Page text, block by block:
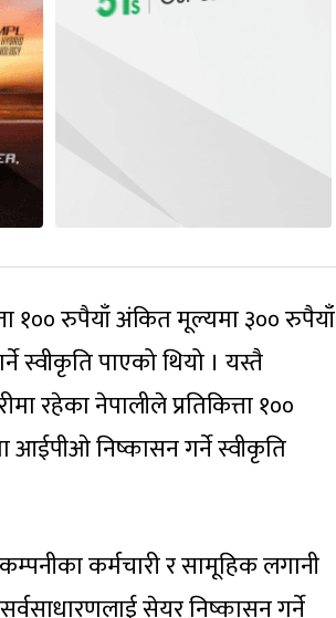
१०० रुपैयाँ अंकित मूल्यमा ३०० रुपैयाँ
स्वीकृति पाएको थियो । यस्तै
रहेका नेपालीले प्रतिकित्ता १००
आईपीओ निष्कासन गर्ने स्वीकृति
कर्मचारी र सामूहिक लगानी
सेयर निष्कासन गर्ने